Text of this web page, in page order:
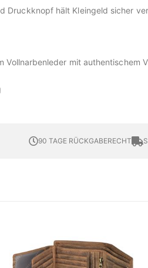
Druckknopf hält Kleingeld sicher
mit authentischem
90 TAGE RÜCKGABERECHT